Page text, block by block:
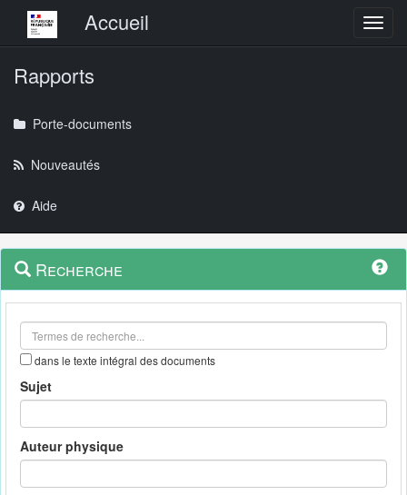
Menu principalAccueil
Rapports
Porte-documents
Nouveautés
Aide
Navigation
outils
Menu
contextuel
Recherche
dans le texte intégral des documents
Sujet
Auteur physique